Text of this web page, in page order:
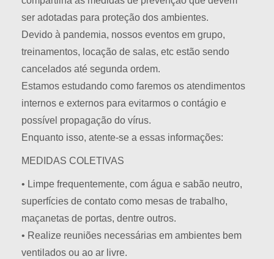
ser adotadas para proteção dos ambientes.
Devido à pandemia, nossos eventos em grupo,
treinamentos, locação de salas, etc estão sendo
cancelados até segunda ordem.
Estamos estudando como faremos os atendimentos
internos e externos para evitarmos o contágio e
possível propagação do vírus.
Enquanto isso, atente-se a essas informações:
MEDIDAS COLETIVAS
• Limpe frequentemente, com água e sabão neutro,
superfícies de contato como mesas de trabalho,
maçanetas de portas, dentre outros.
• Realize reuniões necessárias em ambientes bem
ventilados ou ao ar livre.